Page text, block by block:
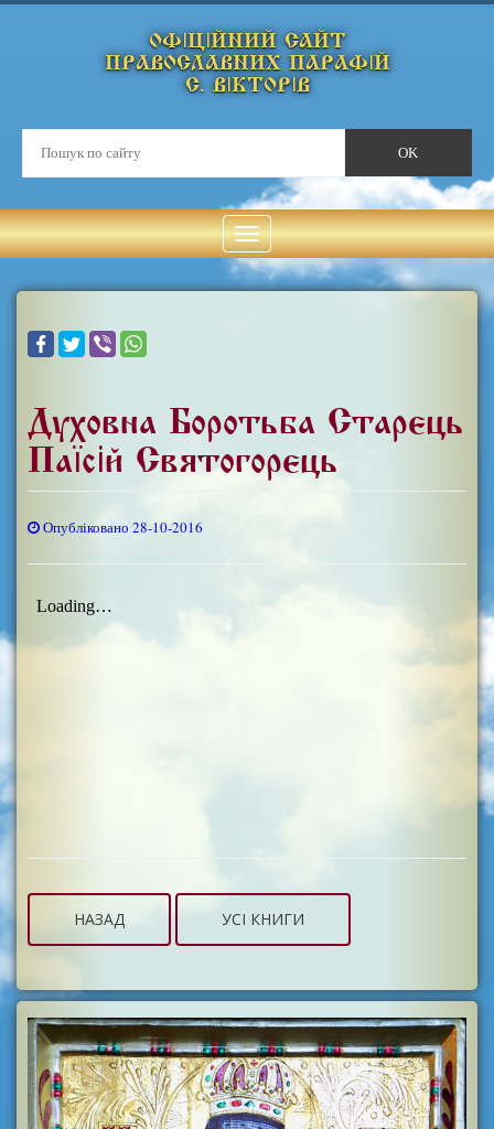
ОФІЦІЙНИЙ САЙТ
ПРАВОСЛАВНИХ ПАРАФІЙ
С. ВІКТОРІВ
Духовна Боротьба Старець
Паїсій Святогорець
Опубліковано 28-10-2016
НАЗАД УСІ КНИГИ